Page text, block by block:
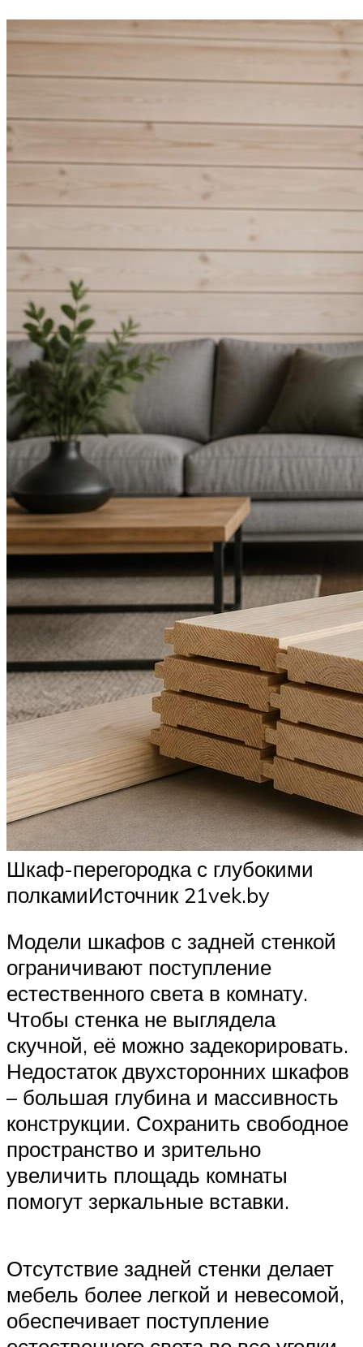
Шкаф-перегородка с глубокими
полкамиИсточник 21vek.by
Модели шкафов с задней стенкой
ограничивают поступление
естественного света в комнату.
Чтобы стенка не выглядела
скучной, её можно задекорировать.
Недостаток двухсторонних шкафов
– большая глубина и массивность
конструкции. Сохранить свободное
пространство и зрительно
увеличить площадь комнаты
помогут зеркальные вставки.
Отсутствие задней стенки делает
мебель более легкой и невесомой,
обеспечивает поступление